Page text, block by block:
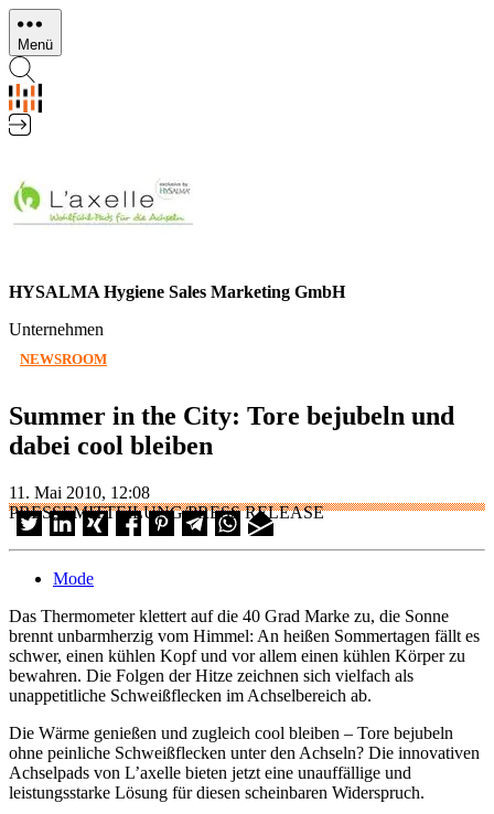
Direkt
zum
Inhalt
Menü
HYSALMA Hygiene Sales Marketing GmbH
Unternehmen
NEWSROOM
Summer in the City: Tore bejubeln und
dabei cool bleiben
11. Mai 2010, 12:08
PRESSEMITTEILUNG/PRESS RELEASE
Mode
Das Thermometer klettert auf die 40 Grad Marke zu, die Sonne
brennt unbarmherzig vom Himmel: An heißen Sommertagen fällt es
schwer, einen kühlen Kopf und vor allem einen kühlen Körper zu
bewahren. Die Folgen der Hitze zeichnen sich vielfach als
unappetitliche Schweißflecken im Achselbereich ab.
Die Wärme genießen und zugleich cool bleiben – Tore bejubeln
ohne peinliche Schweißflecken unter den Achseln? Die innovativen
Achselpads von L’axelle bieten jetzt eine unauffällige und
leistungsstarke Lösung für diesen scheinbaren Widerspruch.